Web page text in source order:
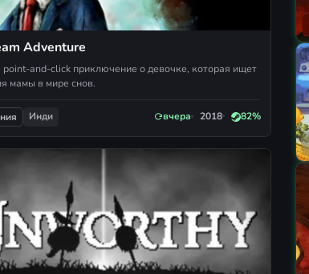
Adventure
point-and-click приключение о девочке, которая ищет
мамы в мире снов.
Инди вчера 2018 82%